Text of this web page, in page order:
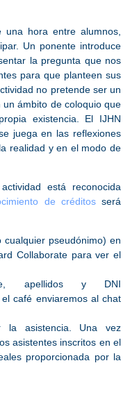
hora entre alumnos,
Un ponente introduce
la pregunta que nos
para que planteen sus
no pretende ser un
ámbito de coloquio que
existencia. El IJHN
juega en las reflexiones
realidad y en el modo de
está reconocida
de créditosserá
pseudónimo) en
Collaborate para ver el
apellidos y DNI
café enviaremos al chat
la asistencia. Una vez
asistentes inscritos en el
proporcionada por la